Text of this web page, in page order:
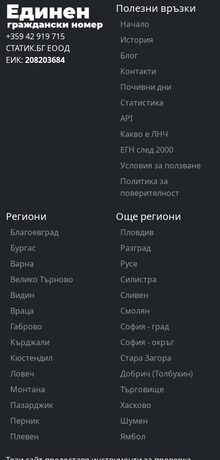
+359 42 919 715
СТАТИК.БГ ЕООД
ЕИК: 208203684
Полезни връзки
Начало
История
Блог
Контакти
Почивни дни
Статистика
API
Какво е ЛНЧ
ЕГН след 2000
Условия за ползване
Политика за
поверителност
Региони
Благоевград
Бургас
Варна
Велико Търново
Видин
Враца
Габрово
Кърджали
Кюстендил
Ловеч
Монтана
Пазарджик
Перник
Плевен
Още региони
Пловдив
Разград
Русе
Силистра
Сливен
Смолян
София - град
София - окръг
Стара Загора
Добрич (Толбухин)
Търговище
Хасково
Шумен
Ямбол